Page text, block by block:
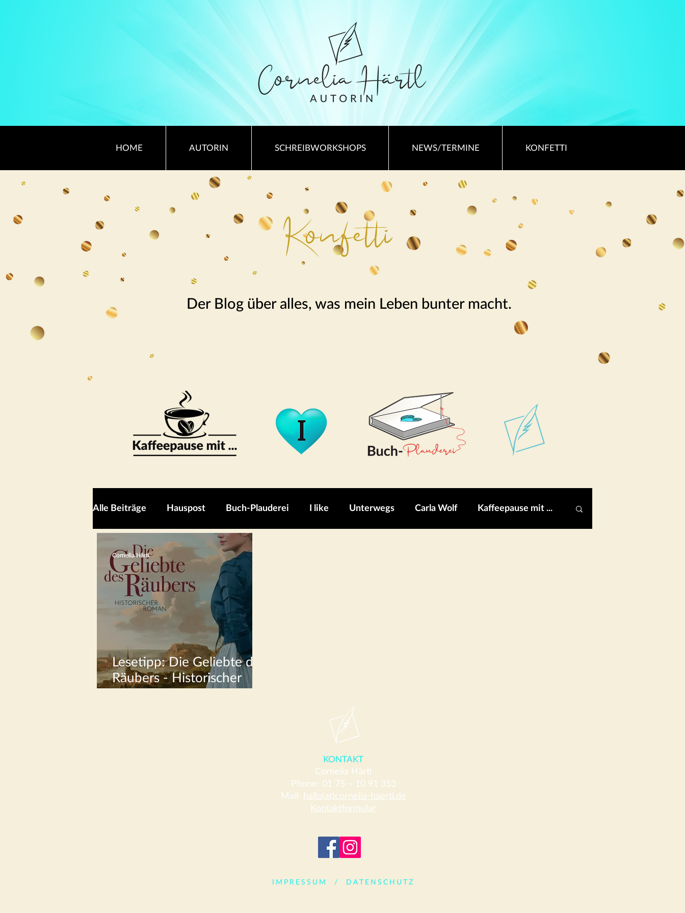
HOME AUTORIN SCHREIBWORKSHOPS NEWS/TERMINE KONFETTI
Konfetti
Der Blog über alles, was mein Leben bunter macht.
Alle Beiträge Hauspost Buch-Plauderei I like Unterwegs Carla Wolf Kaffeepause mit ...
Lesetipp: Die Geliebte des
Räubers - Historischer
Cornelia Härtl
KONTAKT
Cornelia Härtl
Phone: 01 75 – 10 91 353
Mail: hallo(at)cornelia-haertl.de
Kontaktformular
IMPRESSUM / DATENSCHUTZ